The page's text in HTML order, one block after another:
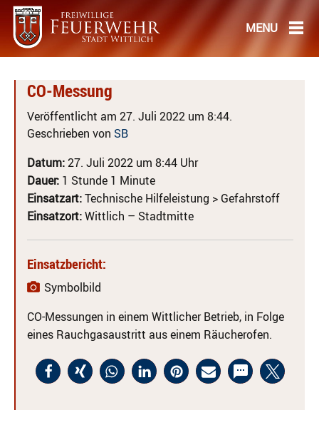
CO-Messung
Veröffentlicht am 27. Juli 2022 um 8:44.
Geschrieben von SB
Datum:27. Juli 2022 um 8:44 Uhr
Dauer: 1 Stunde 1 Minute
Einsatzart:Technische Hilfeleistung > Gefahrstoff
Einsatzort:Wittlich – Stadtmitte
Einsatzbericht:
Symbolbild
CO-Messungen in einem Wittlicher Betrieb, in Folge
eines Rauchgasaustritt aus einem Räucherofen.